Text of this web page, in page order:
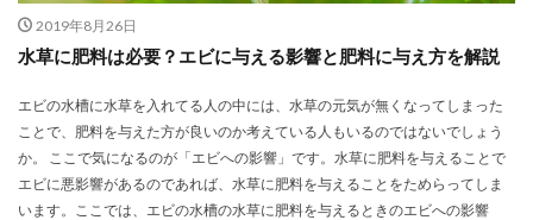
2019年8月26日
水草に肥料は必要？エビに与える影響と肥料に与え方を解説
エビの水槽に水草を入れてる人の中には、水草の元気が無くなってしまった
ことで、肥料を与えた方が良いのか考えている人もいるのではないでしょう
か。 ここで気になるのが「エビへの影響」です。水草に肥料を与えることで
エビに悪影響があるのであれば、水草に肥料を与えることをためらってしま
います。ここでは、エビの水槽の水草に肥料を与えるときのエビへの影響